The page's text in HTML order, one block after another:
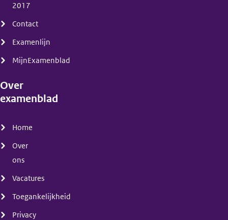
2017
Contact
Examenlijn
MijnExamenblad
Over
examenblad
Home
Over
ons
Vacatures
Toegankelijkheid
Privacy